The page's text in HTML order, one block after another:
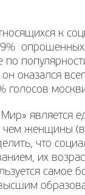
к
оказался
голосов
является
чем женщины
что
их
самое